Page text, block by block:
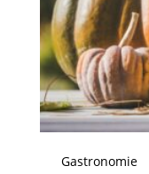
Gastronomie